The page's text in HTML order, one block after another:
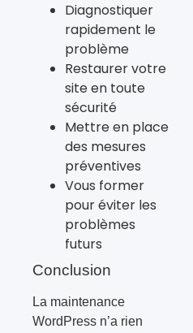
Diagnostiquer
rapidement le
problème
Restaurer votre
site en toute
sécurité
Mettre en place
des mesures
préventives
Vous former
pour éviter les
problèmes
futurs
Conclusion
La maintenance
WordPress n’a rien